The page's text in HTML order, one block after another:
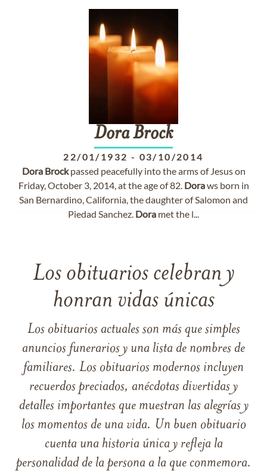
DoraBrock
22/01/1932 - 03/10/2014
Dora Brockpassed peacefully into the arms of Jesus on
Friday, October 3, 2014, at the age of 82. Doraws born in
San Bernardino, California, the daughter of Salomon and
Piedad Sanchez. Dora met the l...
Los obituarios celebran y
honran vidas únicas
Los obituarios actuales son más que simples
anuncios funerarios y una lista de nombres de
familiares. Los obituarios modernos incluyen
recuerdos preciados, anécdotas divertidas y
detalles importantes que muestran las alegrías y
los momentos de una vida. Un buen obituario
cuenta una historia única y refleja la
personalidad de la persona a la que conmemora.